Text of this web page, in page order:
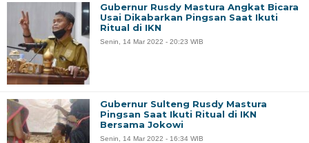
Gubernur Rusdy Mastura Angkat Bicara
Usai Dikabarkan Pingsan Saat Ikuti
Ritual di IKN
Senin, 14 Mar 2022 - 20:23 WIB
Gubernur Sulteng Rusdy Mastura
Pingsan Saat Ikuti Ritual di IKN
Bersama Jokowi
Senin, 14 Mar 2022 - 16:34 WIB